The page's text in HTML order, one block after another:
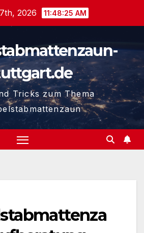
2026 11:48:26 AM
Tricks zum Thema